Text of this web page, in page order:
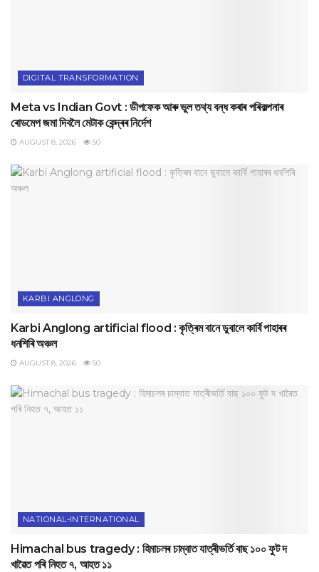
DIGITAL TRANSFORMATION
Meta vs Indian Govt : ডীপফেক আৰু ভুল তথ্য বন্ধ কৰাৰ পৰিকল্পনাৰ
ৰোডমেপ জমা দিবলৈ মেটাক কেন্দ্ৰৰ নিৰ্দেশ
AUGUST 8, 2026 50
KARBI ANGLONG
Karbi Anglong artificial flood : কৃত্ৰিম বানে ডুবালে কাৰ্বি পাহাৰৰ
ধনশিৰি অঞ্চল
AUGUST 8, 2026 50
NATIONAL-INTERNATIONAL
Himachal bus tragedy : হিমাচলৰ চাম্বাত যাত্ৰীভৰ্তি বাছ ১০০ ফুট দ
খাৱৈত পৰি নিহত ৭, আহত ১১